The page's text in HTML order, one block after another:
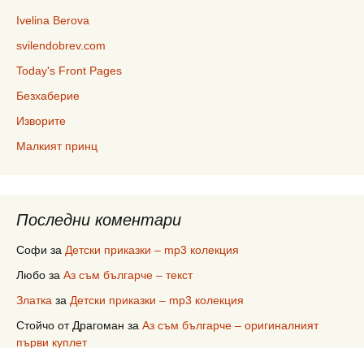
Ivelina Berova
svilendobrev.com
Today's Front Pages
Безхаберие
Изворите
Малкият принц
Последни коментари
Софи за Детски приказки – mp3 колекция
Любо за Аз съм българче – текст
Златка за Детски приказки – mp3 колекция
Стойчо от Драгоман за Аз съм българче – оригиналният
първи куплет